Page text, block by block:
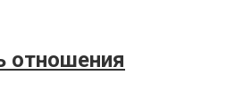
отношения